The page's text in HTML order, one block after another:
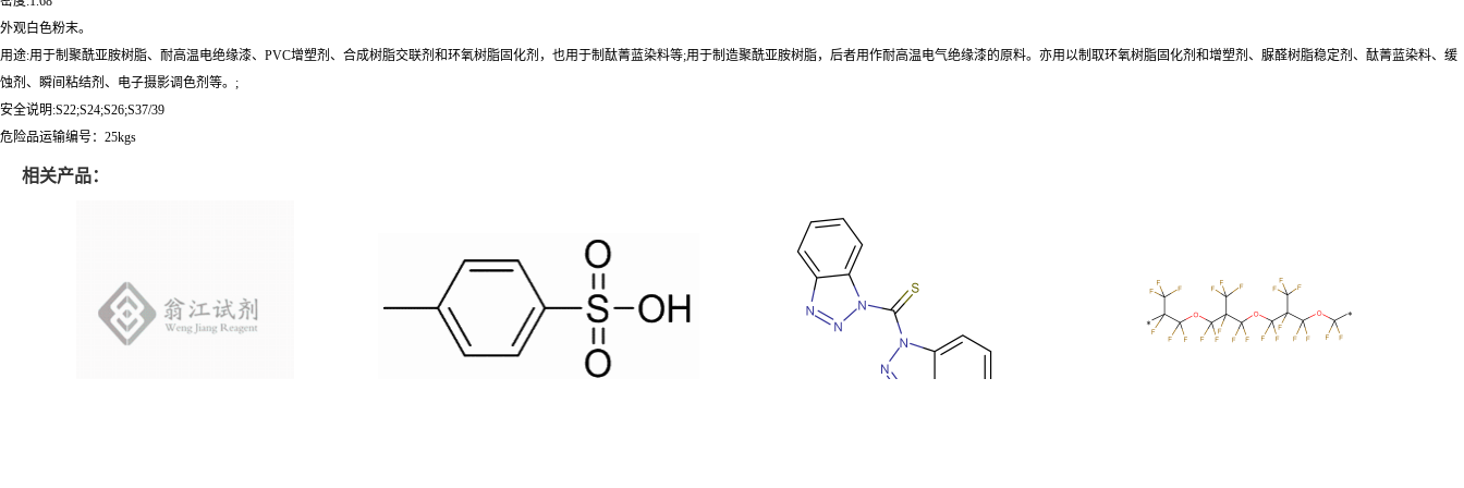
外观白色粉末。
用途:用于制聚酰亚胺树脂、耐高温电绝缘漆、PVC增塑剂、合成树脂交联剂和环氧树脂固化剂，也用于制酞菁蓝染料等;用于制造聚酰亚胺树脂，后者用作耐高温电气绝缘漆的原料。亦用以制取环氧树脂固化剂和增塑剂、脲醛树脂稳定剂、酞菁蓝染料、缓
蚀剂、瞬间粘结剂、电子摄影调色剂等。;
安全说明:S22;S24;S26;S37/39
危险品运输编号：25kgs
相关产品：